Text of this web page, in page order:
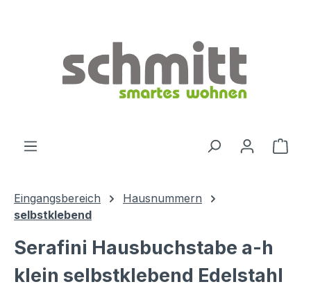
Eingangsbereich
Hausnummern
selbstklebend
Serafini Hausbuchstabe a-h
klein selbstklebend Edelstahl